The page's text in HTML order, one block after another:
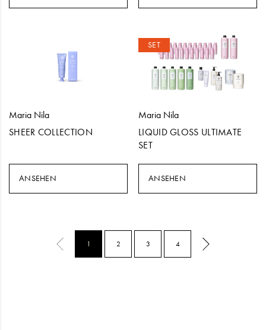
Maria Nila
SHEER COLLECTION
ANSEHEN
SET
Maria Nila
LIQUID GLOSS ULTIMATE
SET
ANSEHEN
1 2 3 4